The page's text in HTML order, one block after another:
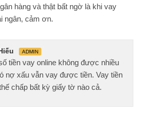
hàng và thật bất ngờ là khi vay
ngân, cảm ơn.
ADMIN
tiền vay online không được nhiều
nợ xấu vẫn vay được tiền. Vay tiền
chấp bất kỳ giấy tờ nào cả.